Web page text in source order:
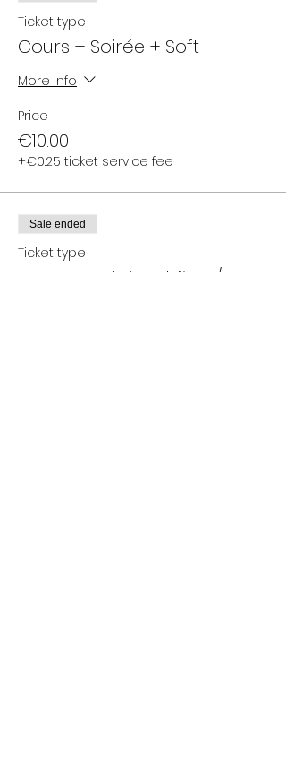
Ticket type
Cours + Soirée + Soft
More info
Price
€10.00
+€0.25 ticket service fee
Sale ended
Ticket type
Cours + Soirée + bière /